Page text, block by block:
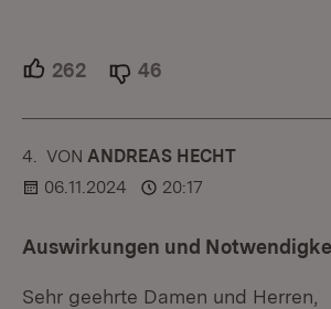
262 Unterstützer.
46
4. KOMMENTAR
VON :ANDREAS HECHT
06.11.2024
20:17
Auswirkungen und
Sehr geehrte Damen und